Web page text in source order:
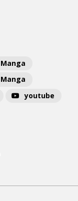
Manga
Manga
youtube